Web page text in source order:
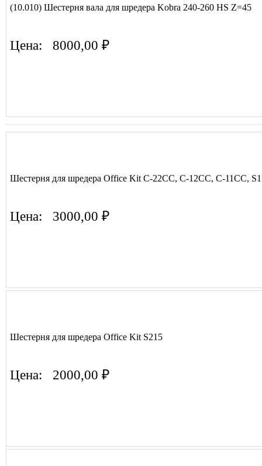
(10.010) Шестерня вала для шредера Kobra 240-260 HS Z=45
Цена: 8000,00 ₽
Шестерня для шредера Office Kit C-22CC, C-12CC, C-11CC,
Цена: 3000,00 ₽
Шестерня для шредера Office Kit S215
Цена: 2000,00 ₽